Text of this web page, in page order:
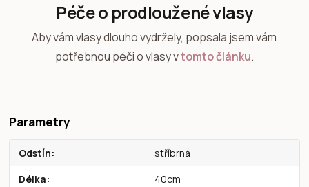
Péče o prodloužené vlasy
Aby vám vlasy dlouho vydržely, popsala jsem vám
potřebnou péči o vlasy vtomto článku.
Parametry
Odstín stříbrná
Délka 40cm